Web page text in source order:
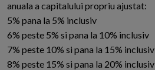
anuala a capitalului propriu ajustat:
5% pana la 5% inclusiv
6% peste 5% si pana la 10% inclusiv
7% peste 10% si pana la 15% inclusiv
8% peste 15% si pana la 20% inclusiv